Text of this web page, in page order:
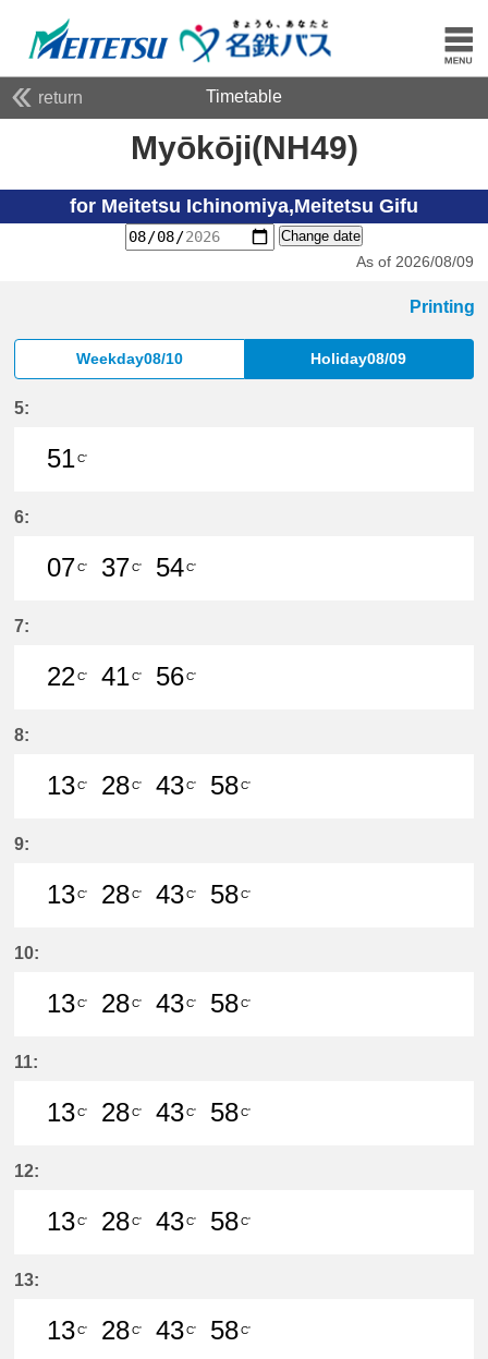
return Timetable
Myōkōji(NH49)
for Meitetsu Ichinomiya,Meitetsu Gifu
Change date
As of 2026/08/09
Printing
Weekday08/10 Holiday08/09
5:
51C'
6:
07C'
37C'
54C'
7:
22C'
41C'
56C'
8:
13C'
28C'
43C'
58C'
9:
13C'
28C'
43C'
58C'
10:
13C'
28C'
43C'
58C'
11:
13C'
28C'
43C'
58C'
12:
13C'
28C'
43C'
58C'
13:
13C'
28C'
43C'
58C'